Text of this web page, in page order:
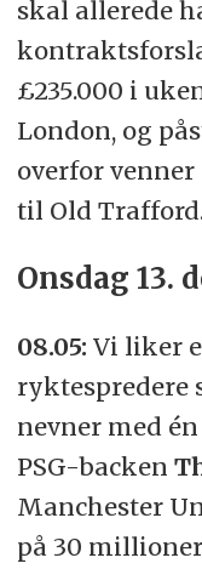
skal allerede
£235.000 i
London, og
overfor
til Old
Onsdag 13.
08.05: Vi liker
ryktespredere
nevner med
PSG-backen
Manchester
på 30